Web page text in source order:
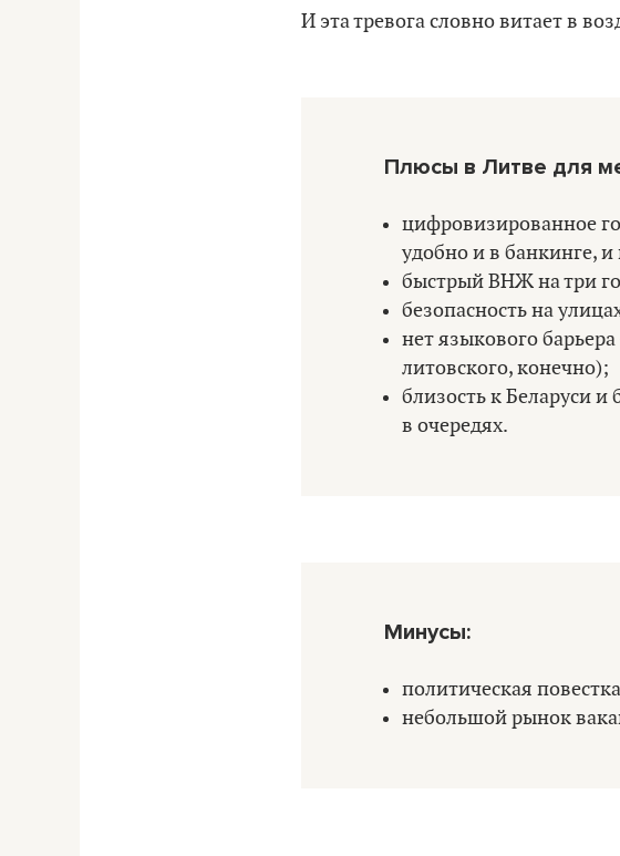
И эта тревога словно витает в
Плюсы в Литве для
цифровизированное
удобно и в банкинге,
быстрый ВНЖ на три
безопасность на
нет языкового
литовского, конечно);
близость к Беларуси и
в очередях.
Минусы:
политическая
небольшой рынок